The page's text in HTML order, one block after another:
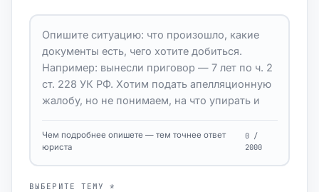
Чем подробнее опишете — тем точнее ответ
юриста
0 /
2000
ВЫБЕРИТЕ ТЕМУ *